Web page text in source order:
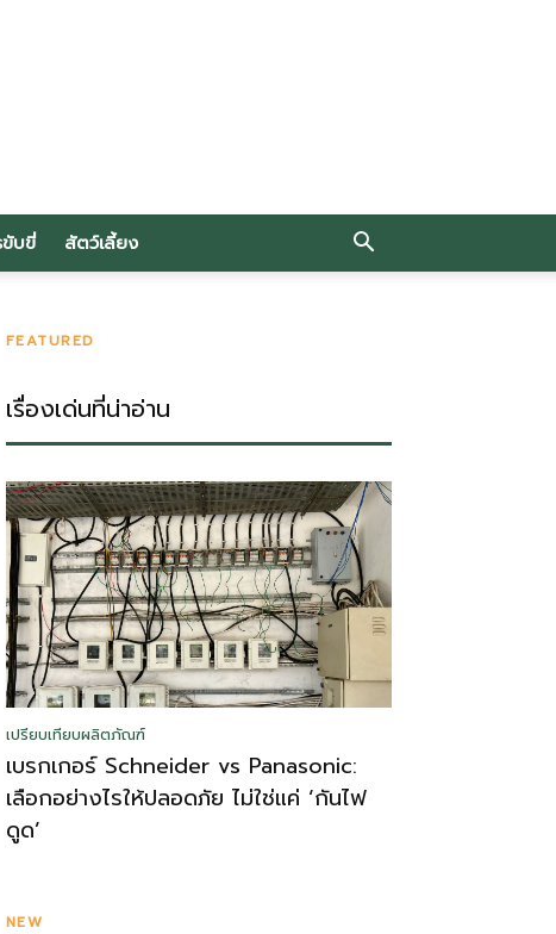
บขี่ สัตว์เลี้ยง
FEATURED
เรื่องเด่นที่น่าอ่าน
เปรียบเทียบผลิตภัณฑ์
เบรกเกอร์ Schneider vs Panasonic:
เลือกอย่างไรให้ปลอดภัย ไม่ใช่แค่ ‘กันไฟ
ดูด’
NEW